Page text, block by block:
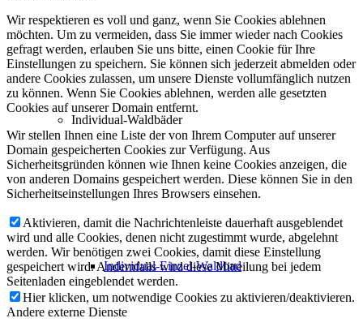
Individual-Waldbäder
Individual-Einzel-Waldbad
Wir respektieren es voll und ganz, wenn Sie Cookies ablehnen
möchten. Um zu vermeiden, dass Sie immer wieder nach Cookies
gefragt werden, erlauben Sie uns bitte, einen Cookie für Ihre
Einstellungen zu speichern. Sie können sich jederzeit abmelden oder
andere Cookies zulassen, um unsere Dienste vollumfänglich nutzen
zu können. Wenn Sie Cookies ablehnen, werden alle gesetzten
Cookies auf unserer Domain entfernt.
Wir stellen Ihnen eine Liste der von Ihrem Computer auf unserer
Domain gespeicherten Cookies zur Verfügung. Aus
Sicherheitsgründen können wie Ihnen keine Cookies anzeigen, die
von anderen Domains gespeichert werden. Diese können Sie in den
Sicherheitseinstellungen Ihres Browsers einsehen.
Aktivieren, damit die Nachrichtenleiste dauerhaft ausgeblendet
wird und alle Cookies, denen nicht zugestimmt wurde, abgelehnt
werden. Wir benötigen zwei Cookies, damit diese Einstellung
gespeichert wird. Andernfalls wird diese Mitteilung bei jedem
Seitenladen eingeblendet werden.
Hier klicken, um notwendige Cookies zu aktivieren/deaktivieren.
Andere externe Dienste